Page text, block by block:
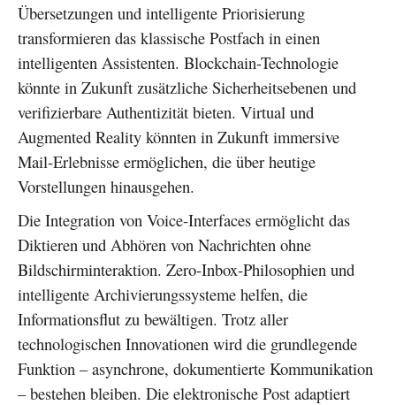
Übersetzungen und intelligente Priorisierung
transformieren das klassische Postfach in einen
intelligenten Assistenten. Blockchain-Technologie
könnte in Zukunft zusätzliche Sicherheitsebenen und
verifizierbare Authentizität bieten. Virtual und
Augmented Reality könnten in Zukunft immersive
Mail-Erlebnisse ermöglichen, die über heutige
Vorstellungen hinausgehen.
Die Integration von Voice-Interfaces ermöglicht das
Diktieren und Abhören von Nachrichten ohne
Bildschirminteraktion. Zero-Inbox-Philosophien und
intelligente Archivierungssysteme helfen, die
Informationsflut zu bewältigen. Trotz aller
technologischen Innovationen wird die grundlegende
Funktion – asynchrone, dokumentierte Kommunikation
– bestehen bleiben. Die elektronische Post adaptiert